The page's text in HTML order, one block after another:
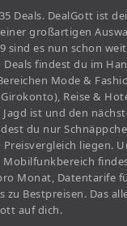
Deals. DealGott ist
großartigen
sind es nun schon
Deals findest du im
Mode &
Reise &
ist und den
du nur
liegen.
Mobilfunkbereich
Monat, Datentarife
zu Bestpreisen. Das
auf dich.